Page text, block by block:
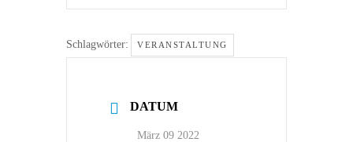
Schlagwörter: VERANSTALTUNG
DATUM
März 09 2022